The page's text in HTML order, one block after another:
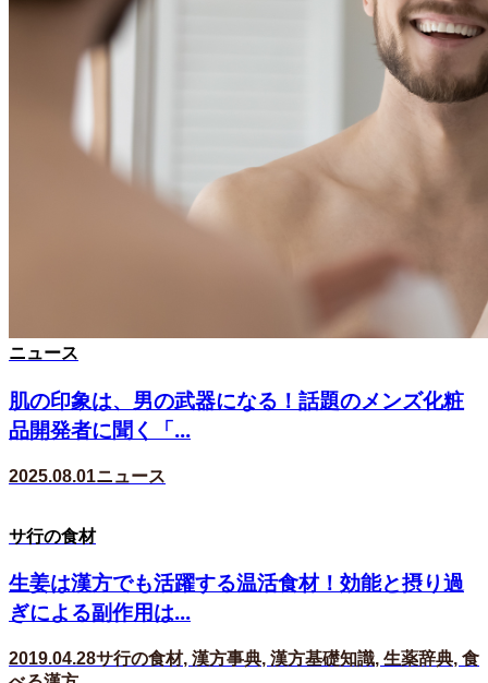
ニュース
肌の印象は、男の武器になる！話題のメンズ化粧
品開発者に聞く「...
2025.08.01ニュース
サ行の食材
生姜は漢方でも活躍する温活食材！効能と摂り過
ぎによる副作用は...
2019.04.28サ行の食材, 漢方事典, 漢方基礎知識, 生薬辞典, 食